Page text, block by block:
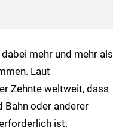
mehr und mehr als
Laut
Zehnte weltweit, dass
Bahn oder anderer
ist.